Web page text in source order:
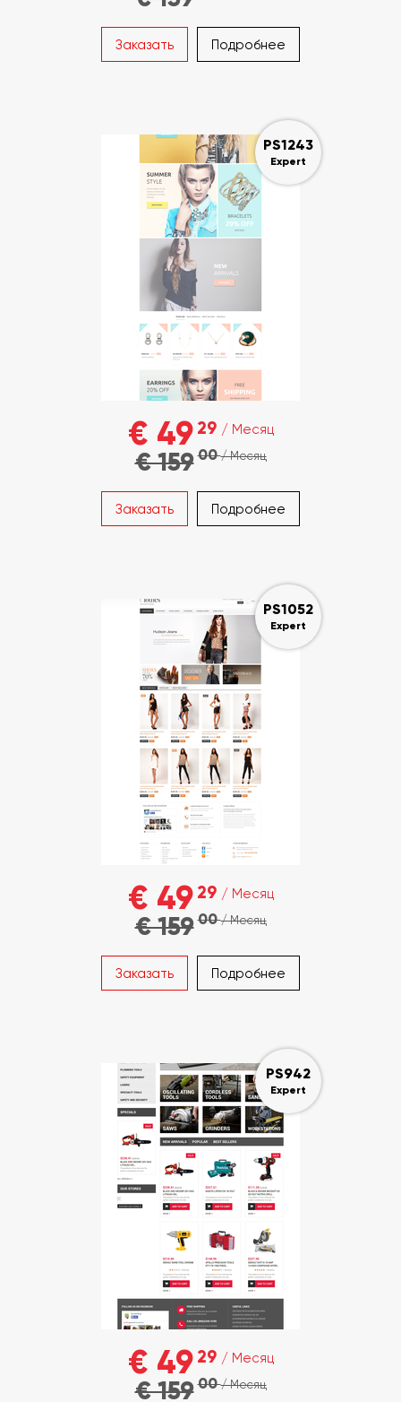
Заказать Подробнее
PS1243
Expert
€ 49 29 / Месяц
€ 15900/ Месяц
Заказать Подробнее
PS1052
Expert
€ 49 29 / Месяц
€ 15900/ Месяц
Заказать Подробнее
PS942
Expert
€ 49 29 / Месяц
€ 15900/ Месяц